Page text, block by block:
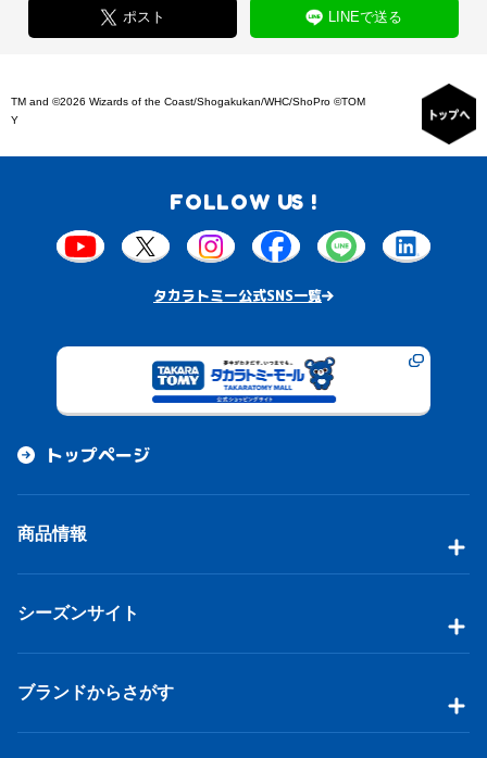
ポスト LINEで送る
TM and ©2026 Wizards of the Coast/Shogakukan/WHC/ShoPro ©TOM
Y
FOLLOW US !
タカラトミー公式SNS一覧
トップページ
商品情報
シーズンサイト
ブランドからさがす